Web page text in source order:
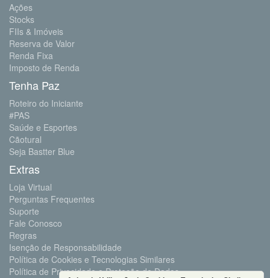
Ações
Stocks
FIIs & Imóveis
Reserva de Valor
Renda Fixa
Imposto de Renda
Tenha Paz
Roteiro do Iniciante
#PAS
Saúde e Esportes
Cãotural
Seja Bastter Blue
Extras
Loja Virtual
Perguntas Frequentes
Suporte
Fale Conosco
Regras
Isenção de Responsabilidade
Política de Cookies e Tecnologias Similares
Política de Privacidade e Proteção de Dados